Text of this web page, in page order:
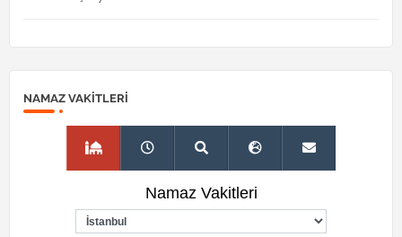
NAMAZ VAKITLERI